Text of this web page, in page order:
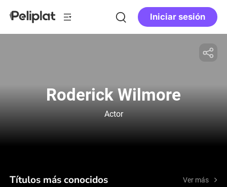
Iniciar sesión
Roderick Wilmore
Actor
Títulos más conocidos Ver más